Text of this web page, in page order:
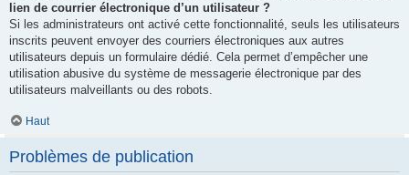
lien de courrier électronique d’un utilisateur ?
Si les administrateurs ont activé cette fonctionnalité, seuls les utilisateurs
inscrits peuvent envoyer des courriers électroniques aux autres
utilisateurs depuis un formulaire dédié. Cela permet d’empêcher une
utilisation abusive du système de messagerie électronique par des
utilisateurs malveillants ou des robots.
Haut
Problèmes de publication